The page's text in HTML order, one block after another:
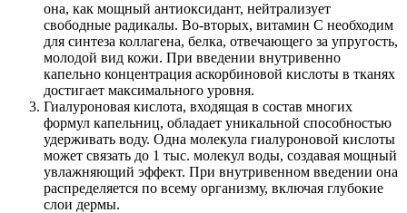
она, как мощный антиоксидант, нейтрализует
свободные радикалы. Во-вторых, витамин C необходим
для синтеза коллагена, белка, отвечающего за упругость,
молодой вид кожи. При введении внутривенно
капельно концентрация аскорбиновой кислоты в тканях
достигает максимального уровня.
Гиалуроновая кислота, входящая в состав многих
формул капельниц, обладает уникальной способностью
удерживать воду. Одна молекула гиалуроновой кислоты
может связать до 1 тыс. молекул воды, создавая мощный
увлажняющий эффект. При внутривенном введении она
распределяется по всему организму, включая глубокие
слои дермы.